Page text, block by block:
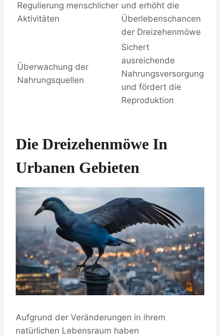
Regulierung menschlicher
Aktivitäten
und erhöht die
Überlebenschancen
der Dreizehenmöwe
Überwachung der
Nahrungsquellen
Sichert
ausreichende
Nahrungsversorgung
und fördert die
Reproduktion
Die Dreizehenmöwe In
Urbanen Gebieten
Aufgrund der Veränderungen in ihrem
natürlichen Lebensraum haben